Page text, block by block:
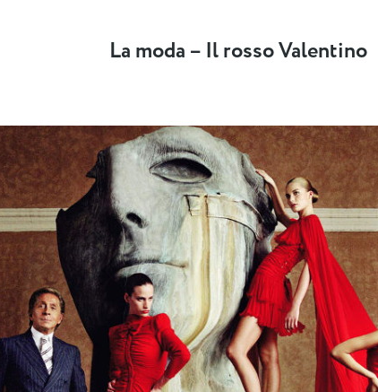
La moda – Il rosso Valentino